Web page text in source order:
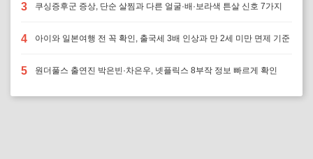
3 쿠싱증후군 증상, 단순 살찜과 다른 얼굴·배·보라색 튼살 신호 7가지
4 아이와 일본여행 전 꼭 확인, 출국세 3배 인상과 만 2세 미만 면제 기준
5 원더풀스 출연진 박은빈·차은우, 넷플릭스 8부작 정보 빠르게 확인